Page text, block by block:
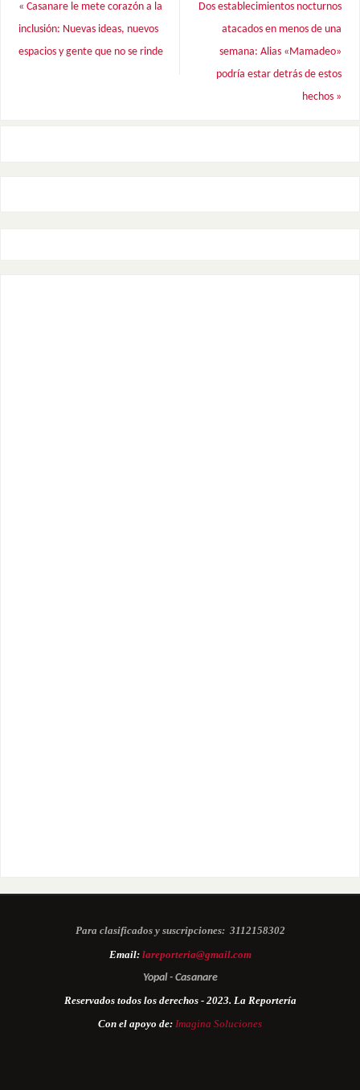
« Casanare le mete corazón a la
inclusión: Nuevas ideas, nuevos
espacios y gente que no se rinde
Dos establecimientos nocturnos
atacados en menos de una
semana: Alias «Mamadeo»
podría estar detrás de estos
hechos »
Para clasificados y suscripciones: 3112158302
Email: lareporteria@gmail.com
Yopal - Casanare
Reservados todos los derechos - 2023. La Reportería
Con el apoyo de: Imagina Soluciones